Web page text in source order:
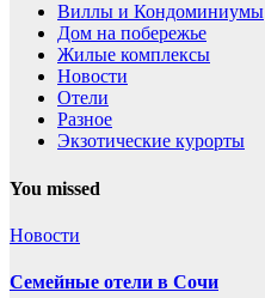
Виллы и Кондоминиумы
Дом на побережье
Жилые комплексы
Новости
Отели
Разное
Экзотические курорты
You missed
Новости
Семейные отели в Сочи